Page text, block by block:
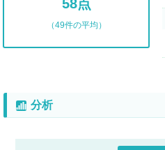
58点
（49件の平均）
分析